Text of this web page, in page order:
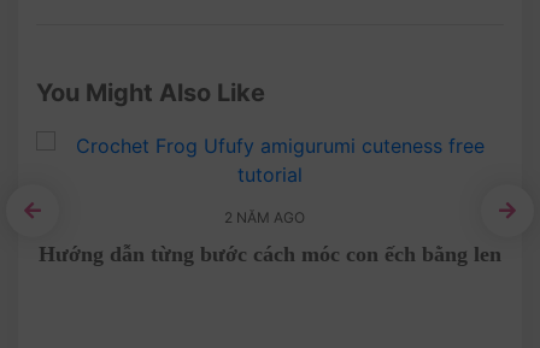
You Might Also Like
2 NĂM AGO
Hướng dẫn từng bước cách móc con ếch bằng len